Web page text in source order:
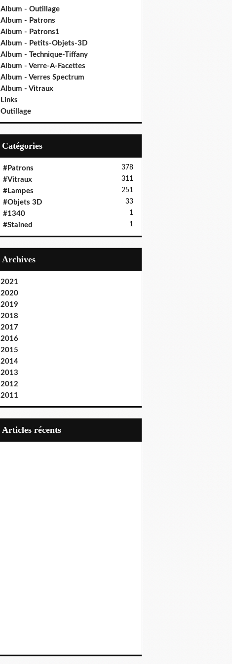
Album - Outillage
Album - Patrons
Album - Patrons1
Album - Petits-Objets-3D
Album - Technique-Tiffany
Album - Verre-A-Facettes
Album - Verres Spectrum
Album - Vitraux
Links
Outillage
Catégories
#Patrons 378
#Vitraux 311
#Lampes 251
#Objets 3D 33
#1340 1
#Stained 1
Archives
2021
2020
2019
2018
2017
2016
2015
2014
2013
2012
2011
articles récents